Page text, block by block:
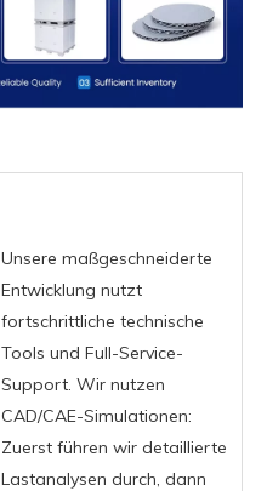
Unsere maßgeschneiderte
Entwicklung nutzt
fortschrittliche technische
Tools und Full-Service-
Support. Wir nutzen
CAD/CAE-Simulationen:
Zuerst führen wir detaillierte
Lastanalysen durch, dann